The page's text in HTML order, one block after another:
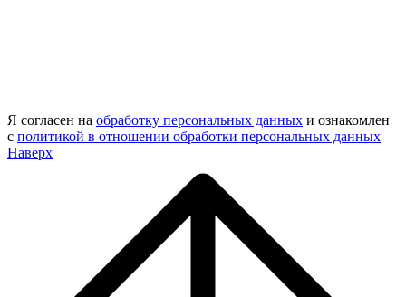
Я согласен на обработку персональных данных и ознакомлен
с политикой в отношении обработки персональных данных
Наверх